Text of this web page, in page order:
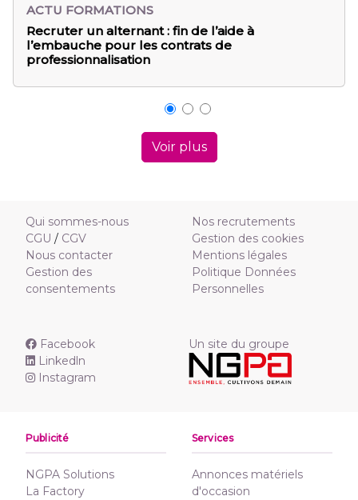
ACTU FORMATIONS
Recruter un alternant : fin de l’aide à
l’embauche pour les contrats de
professionnalisation
Voir plus
Qui sommes-nous
CGU / CGV
Nous contacter
Gestion des
consentements
Nos recrutements
Gestion des cookies
Mentions légales
Politique Données
Personnelles
Facebook
Linkedln
Instagram
Un site du groupe
Publicité
NGPA Solutions
La Factory
Services
Annonces matériels
d'occasion